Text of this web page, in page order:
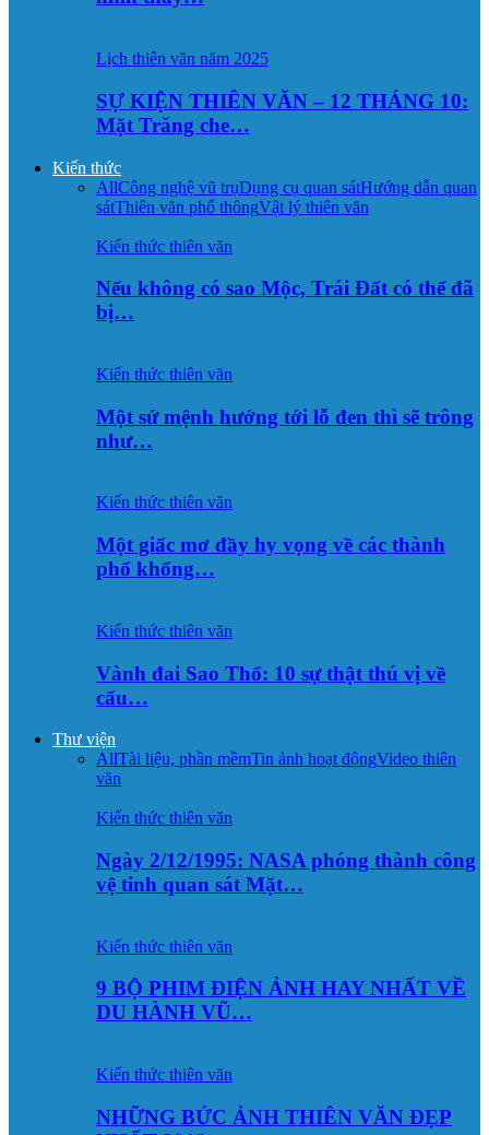
Lịch thiên văn năm 2025
SỰ KIỆN THIÊN VĂN – 12 THÁNG 10:
Mặt Trăng che…
Kiến thức
AllCông nghệ vũ trụDụng cụ quan sátHướng dẫn quan
sátThiên văn phổ thôngVật lý thiên văn
Kiến thức thiên văn
Nếu không có sao Mộc, Trái Đất có thể đã
bị…
Kiến thức thiên văn
Một sứ mệnh hướng tới lỗ đen thì sẽ trông
như…
Kiến thức thiên văn
Một giấc mơ đầy hy vọng về các thành
phố khổng…
Kiến thức thiên văn
Vành đai Sao Thổ: 10 sự thật thú vị về
cấu…
Thư viện
AllTài liệu, phần mềmTin ảnh hoạt độngVideo thiên
văn
Kiến thức thiên văn
Ngày 2/12/1995: NASA phóng thành công
vệ tinh quan sát Mặt…
Kiến thức thiên văn
9 BỘ PHIM ĐIỆN ẢNH HAY NHẤT VỀ
DU HÀNH VŨ…
Kiến thức thiên văn
NHỮNG BỨC ẢNH THIÊN VĂN ĐẸP